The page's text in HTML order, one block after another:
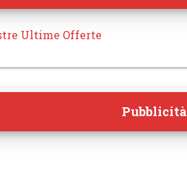
Ultime Offerte
Pubblicità